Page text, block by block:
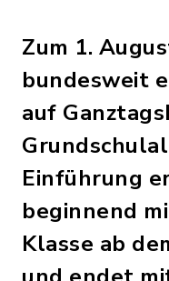
Zum 1.
bundesweit
auf
Einführung
beginnend
Klasse ab